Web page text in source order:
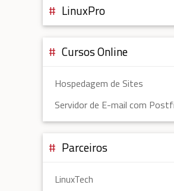
LinuxPro
Cursos Online
Hospedagem de Sites
Servidor de E-mail com
Parceiros
LinuxTech